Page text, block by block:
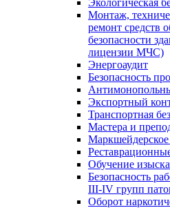
Экологическая
Монтаж,
ремонт средств
безопасности
лицензии МЧС)
Энергоаудит
Безопасность
Экспортный
Транспортная
Мастера и
Маркшейдерское
Обучение
Безопасность
III-IV групп
Оборот